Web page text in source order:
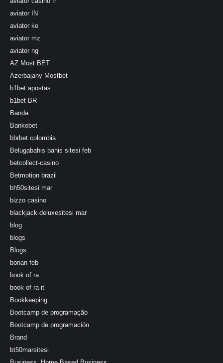
aviator IN
aviator ke
aviator mz
aviator ng
AZ Most BET
Azerbajany Mostbet
b1bet apostas
b1bet BR
Banda
Bankobet
bbrbet colombia
Belugabahis bahis sitesi feb
betcollect-casino
Betmotion brazil
bh50sitesi mar
bizzo casino
blackjack-deluxesitesi mar
blog
blogs
Blogs
bonan feb
book of ra
book of ra it
Bookkeeping
Bootcamp de programação
Bootcamp de programación
Brand
bt50marsitesi